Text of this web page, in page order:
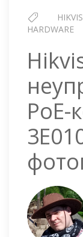
HARDWARE
PoE-